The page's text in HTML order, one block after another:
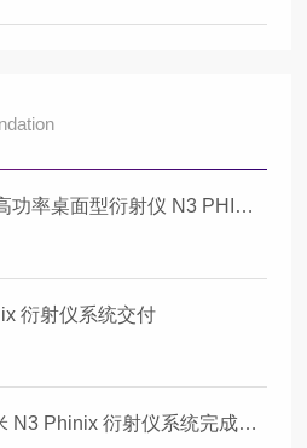
埃度纳米首台 1200W 高功率桌面型衍射仪 N3 PHINIX 成功安装交付 —— 入驻中科院物理所极端条件实验室
衍射仪系统交付
浙江工业大学: 埃度纳米 N3 Phinix 衍射仪系统完成安装、调试与验收